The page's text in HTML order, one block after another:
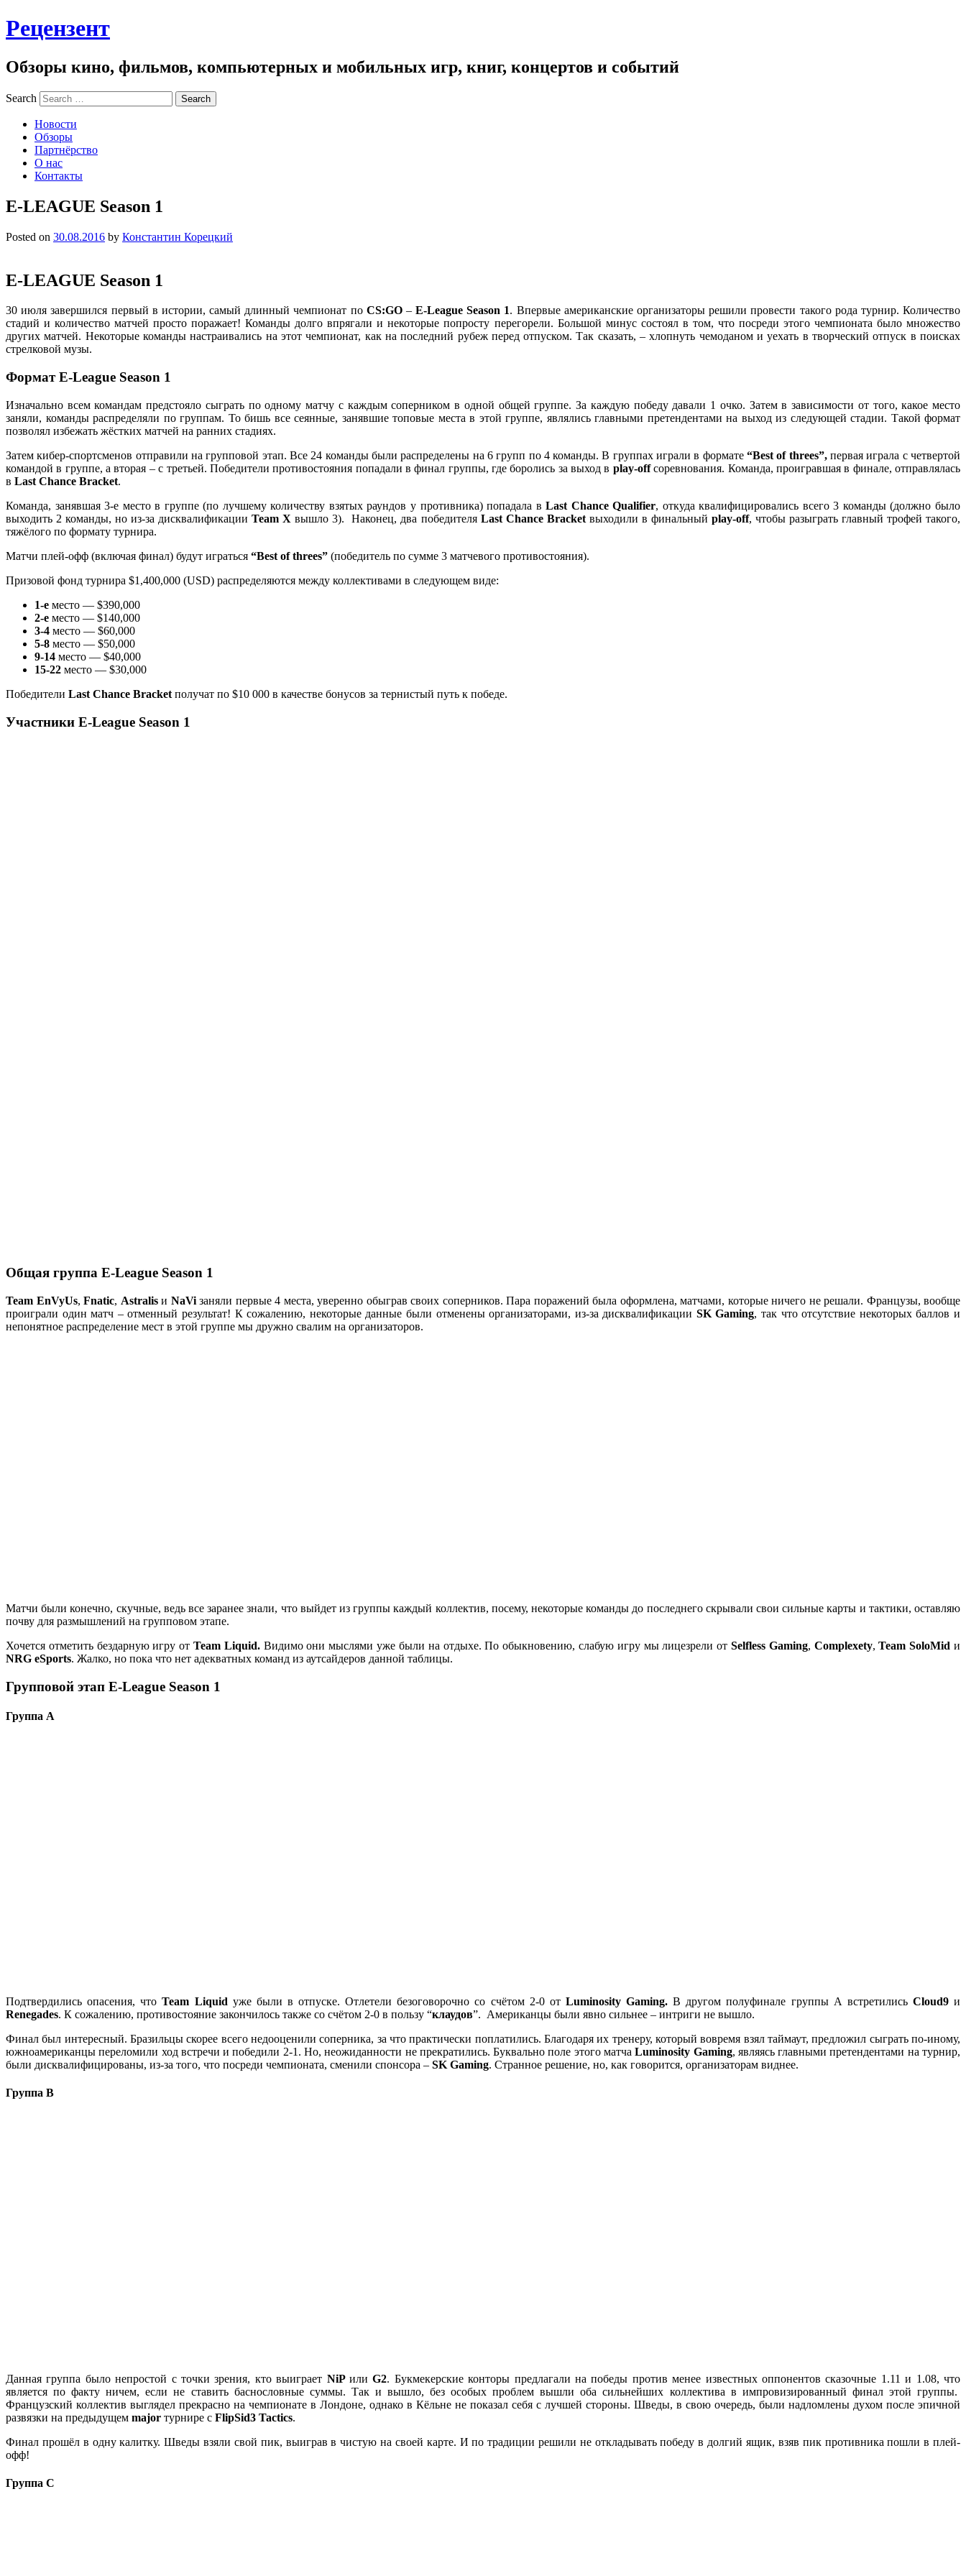
Рецензент
Обзоры кино, фильмов, компьютерных и мобильных игр, книг, концертов и событий
Search
Новости
Обзоры
Партнёрство
О нас
Контакты
E-LEAGUE Season 1
Posted on 30.08.2016 by Константин Корецкий
E-LEAGUE Season 1
30 июля завершился первый в истории, самый длинный чемпионат по CS:GO–E-League Season 1. Впервые американские организаторы решили провести такого рода турнир. Количество
стадий и количество матчей просто поражает! Команды долго впрягали и некоторые попросту перегорели. Большой минус состоял в том, что посреди этого чемпионата было множество
других матчей. Некоторые команды настраивались на этот чемпионат, как на последний рубеж перед отпуском. Так сказать, – хлопнуть чемоданом и уехать в творческий отпуск в поисках
стрелковой музы.
Формат E-League Season 1
Изначально всем командам предстояло сыграть по одному матчу с каждым соперником в одной общей группе. За каждую победу давали 1 очко. Затем в зависимости от того, какое место
заняли, команды распределяли по группам. То бишь все сеянные, занявшие топовые места в этой группе, являлись главными претендентами на выход из следующей стадии. Такой формат
позволял избежать жёстких матчей на ранних стадиях.
Затем кибер-спортсменов отправили на групповой этап. Все 24 команды были распределены на 6 групп по 4 команды. В группах играли в формате“Best of threes”,первая играла с четвертой
командой в группе, а вторая – с третьей. Победители противостояния попадали в финал группы, где боролись за выход в play-offсоревнования. Команда, проигравшая в финале, отправлялась
в Last Chance Bracket.
Команда, занявшая 3-е место в группе (по лучшему количеству взятых раундов у противника) попадала вLast Chance Qualifier, откуда квалифицировались всего 3 команды (должно было
выходить 2 команды, но из-за дисквалификацииTeam X вышло 3). Наконец, два победителя Last Chance Bracket выходили в финальный play-off, чтобы разыграть главный трофей такого,
тяжёлого по формату турнира.
Матчи плей-офф (включая финал) будут играться “Best of threes” (победитель по сумме 3 матчевого противостояния).
Призовой фонд турнира $1,400,000 (USD) распределяются между коллективами в следующем виде:
1-е место — $390,000
2-е место — $140,000
3-4 место — $60,000
5-8 место — $50,000
9-14 место — $40,000
15-22 место — $30,000
Победители Last Chance Bracket получат по $10 000 в качестве бонусов за тернистый путь к победе.
Участники E-League Season 1
Общая группа E-League Season 1
Team EnVyUs, Fnatic, Astralis и NaViзаняли первые 4 места, уверенно обыграв своих соперников. Пара поражений была оформлена, матчами, которые ничего не решали. Французы, вообще
проиграли один матч – отменный результат! К сожалению, некоторые данные были отменены организаторами, из-за дисквалификации SK Gaming, так что отсутствие некоторых баллов и
непонятное распределение мест в этой группе мы дружно свалим на организаторов.
Матчи были конечно, скучные, ведь все заранее знали, что выйдет из группы каждый коллектив, посему, некоторые команды до последнего скрывали свои сильные карты и тактики, оставляю
почву для размышлений на групповом этапе.
Хочется отметить бездарную игру отTeam Liquid. Видимо они мыслями уже были на отдыхе. По обыкновению, слабую игру мы лицезрели от Selfless Gaming, Complexety,Team SoloMid и
NRG eSports. Жалко, но пока что нет адекватных команд из аутсайдеров данной таблицы.
Групповой этап E-League Season 1
Группа А
Подтвердились опасения, чтоTeam Liquid уже были в отпуске. Отлетели безоговорочно со счётом 2-0 от Luminosity Gaming. В другом полуфинале группы А встретились Cloud9и
Renegades. К сожалению, противостояние закончилось также со счётом 2-0 в пользу “клаудов”. Американцы были явно сильнее – интриги не вышло.
Финал был интересный. Бразильцы скорее всего недооценили соперника, за что практически поплатились. Благодаря их тренеру, который вовремя взял таймаут, предложил сыграть по-иному,
южноамериканцы переломили ход встречи и победили 2-1. Но, неожиданности не прекратились. Буквально поле этого матчаLuminosity Gaming, являясь главными претендентами на турнир,
были дисквалифицированы, из-за того, что посреди чемпионата, сменили спонсора – SK Gaming. Странное решение, но, как говорится, организаторам виднее.
Группа B
Данная группа было непростой с точки зрения, кто выиграет NiPилиG2. Букмекерские конторы предлагали на победы против менее известных оппонентов сказочные 1.11 и 1.08, что
является по факту ничем, если не ставить баснословные суммы. Так и вышло, без особых проблем вышли оба сильнейших коллектива в импровизированный финал этой группы.
Французский коллектив выглядел прекрасно на чемпионате в Лондоне, однако в Кёльне не показал себя с лучшей стороны. Шведы, в свою очередь, были надломлены духом после эпичной
развязки на предыдущем major турнире с FlipSid3 Tactics.
Финал прошёл в одну калитку. Шведы взяли свой пик, выиграв в чистую на своей карте. И по традиции решили не откладывать победу в долгий ящик, взяв пик противника пошли в плей-
офф!
Группа С